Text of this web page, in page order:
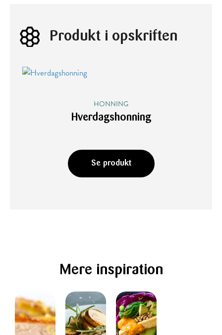
Produkt i opskriften
HONNING
Hverdagshonning
Se produkt
Mere inspiration